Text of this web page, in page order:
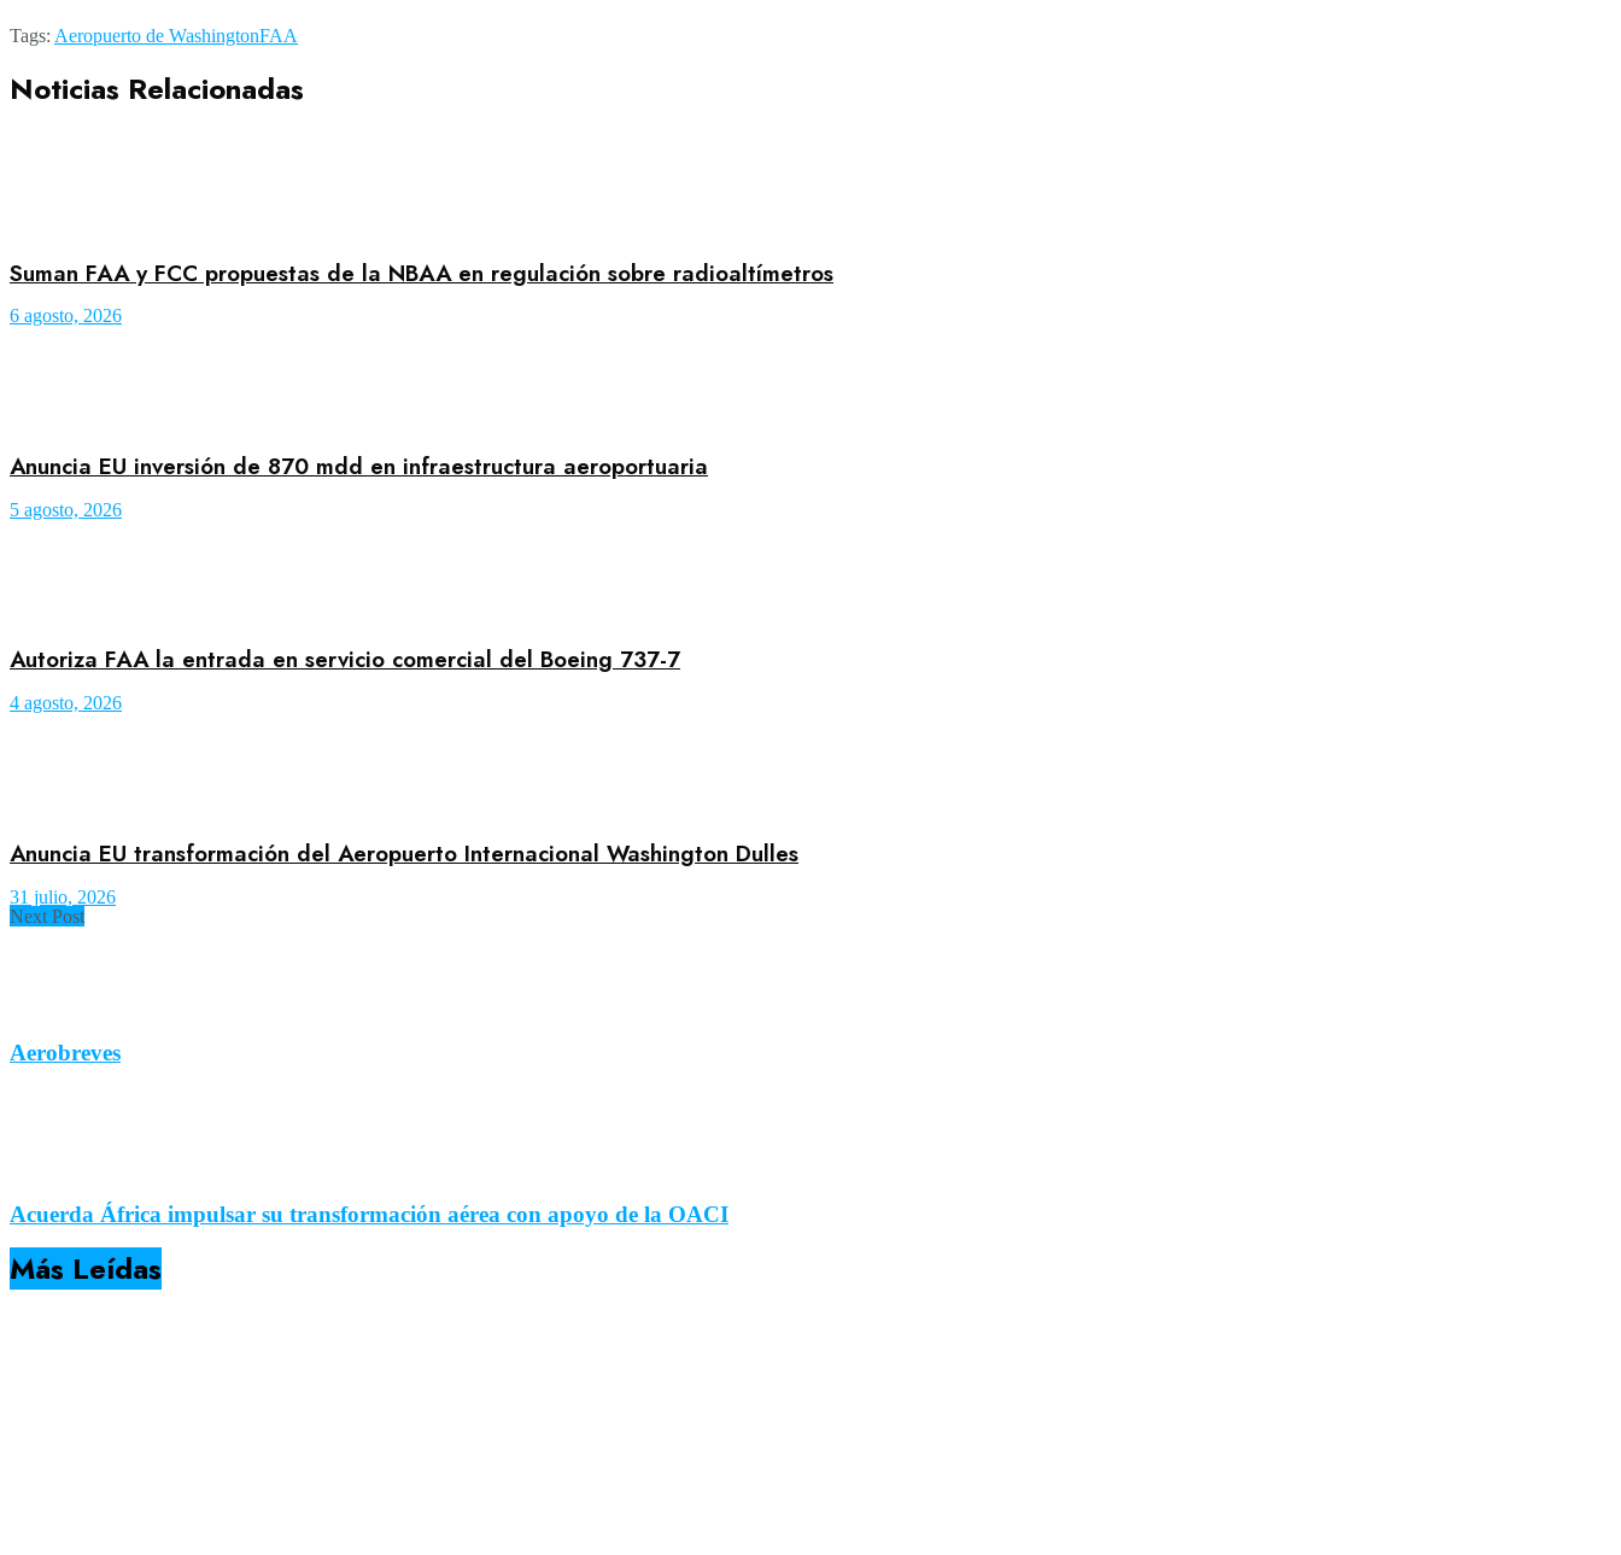
Tags: Aeropuerto de WashingtonFAA
Noticias Relacionadas
Suman FAA y FCC propuestas de la NBAA en regulación sobre radioaltímetros
6 agosto, 2026
Anuncia EU inversión de 870 mdd en infraestructura aeroportuaria
5 agosto, 2026
Autoriza FAA la entrada en servicio comercial del Boeing 737-7
4 agosto, 2026
Anuncia EU transformación del Aeropuerto Internacional Washington Dulles
31 julio, 2026
Next Post
Aerobreves
Acuerda África impulsar su transformación aérea con apoyo de la OACI
Más Leídas